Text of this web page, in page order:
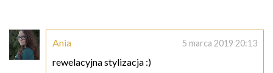
Ania 5 marca 2019 20:13
rewelacyjna stylizacja :)